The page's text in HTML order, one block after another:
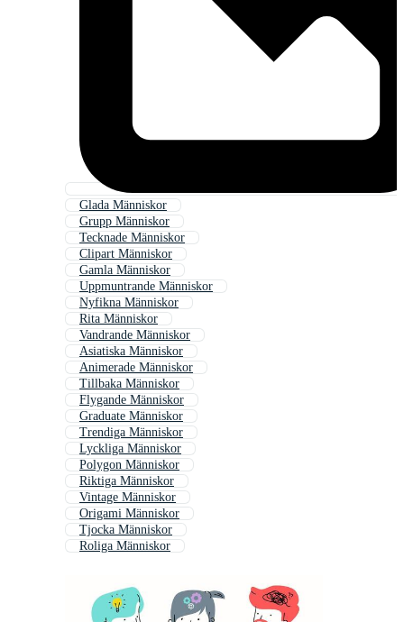
Glada Människor
Grupp Människor
Tecknade Människor
Clipart Människor
Gamla Människor
Uppmuntrande Människor
Nyfikna Människor
Rita Människor
Vandrande Människor
Asiatiska Människor
Animerade Människor
Tillbaka Människor
Flygande Människor
Graduate Människor
Trendiga Människor
Lyckliga Människor
Polygon Människor
Riktiga Människor
Vintage Människor
Origami Människor
Tjocka Människor
Roliga Människor